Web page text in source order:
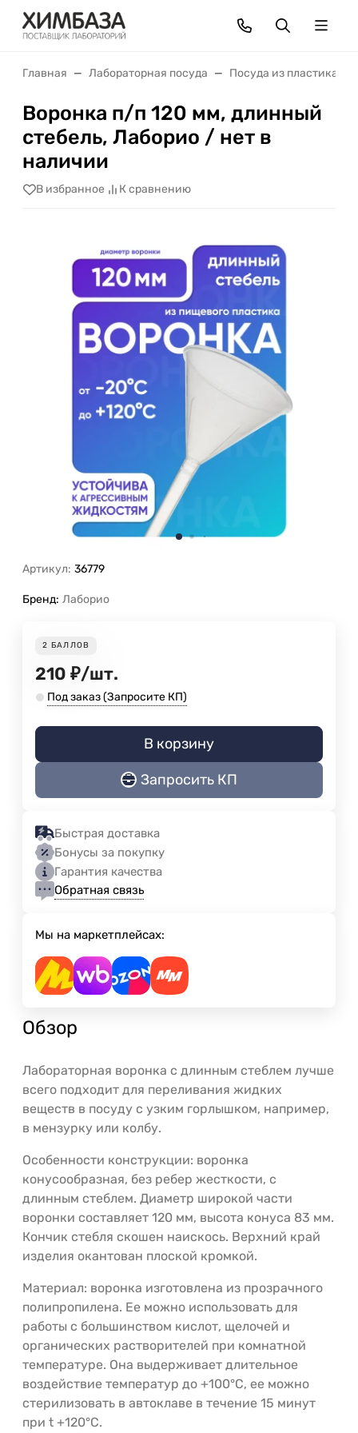
Главная Лабораторная посуда Посуда из пластика
Воронка п/п 120 мм, длинный
стебель, Лаборио / нет в
наличии
В избранное К сравнению
Артикул: 36779
Бренд: Лаборио
2 БАЛЛОВ
210 ₽/шт.
Под заказ (Запросите КП)
В корзину
Запросить КП
Быстрая доставка
Бонусы за покупку
Гарантия качества
Обратная связь
Мы на маркетплейсах:
Обзор
Лабораторная воронка с длинным стеблем лучше
всего подходит для переливания жидких
веществ в посуду с узким горлышком, например,
в мензурку или колбу.
Особенности конструкции: воронка
конусообразная, без ребер жесткости, с
длинным стеблем. Диаметр широкой части
воронки составляет 120 мм, высота конуса 83 мм.
Кончик стебля скошен наискось. Верхний край
изделия окантован плоской кромкой.
Материал: воронка изготовлена из прозрачного
полипропилена. Ее можно использовать для
работы с большинством кислот, щелочей и
органических растворителей при комнатной
температуре. Она выдерживает длительное
воздействие температур до +100°С, ее можно
стерилизовать в автоклаве в течение 15 минут
при t +120°С.